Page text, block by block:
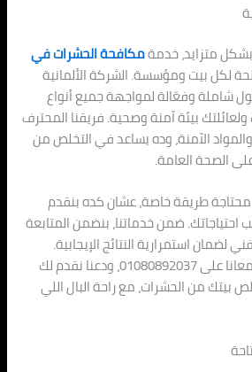
متزايد، خدمةمكافحة الحشرات في
لكل بيت ومؤسسة. الشركة الألمانية
شاملة وفعّالة لمواجهة جميع أنواع
بيئة آمنة وصحية. فريقنا المحترف
الآمنة، وده يساعد في التخلص من
الصحة العامة.
محتاجة طريقة خاصة، عشان كده بنقدم
ضمن خدماتنا، بنضمن المتابعة
لضمان استمرارية النتائج الإيجابية.
ماتترددش في التواصل معانا على 01080892037، ودعنا نقدم لك
بيتك من الحشرات، مع راحة البال اللي